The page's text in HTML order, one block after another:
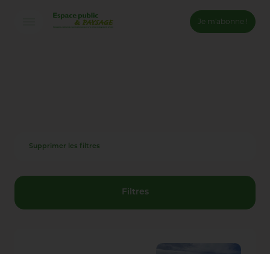
Je m'abonne !
Supprimer les filtres
Filtres